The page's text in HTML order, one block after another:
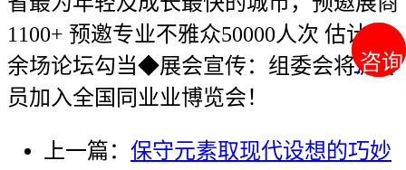
咨询
咨询
1100+ 预邀专业不雅众50000人次 估计20
余场论坛勾当◆展会宣传：组委会将派专
员加入全国同业业博览会！
上一篇： 保守元素取现代设想的巧妙